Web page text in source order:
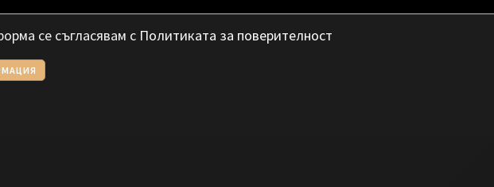
се съгласявам с Политиката за поверителност